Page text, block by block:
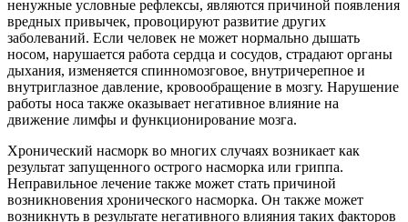
ненужные условные рефлексы, являются причиной появления
вредных привычек, провоцируют развитие других
заболеваний. Если человек не может нормально дышать
носом, нарушается работа сердца и сосудов, страдают органы
дыхания, изменяется спинномозговое, внутричерепное и
внутриглазное давление, кровообращение в мозгу. Нарушение
работы носа также оказывает негативное влияние на
движение лимфы и функционирование мозга.
Хронический насморк во многих случаях возникает как
результат запущенного острого насморка или гриппа.
Неправильное лечение также может стать причиной
возникновения хронического насморка. Он также может
возникнуть в результате негативного влияния таких факторов